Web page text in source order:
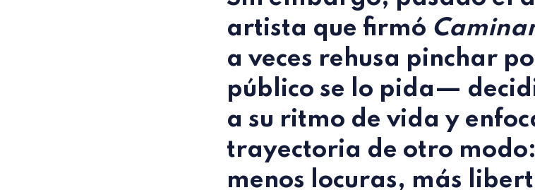
artista que firmó
a veces rehusa pinchar
público se lo pida—
a su ritmo de vida y
trayectoria de otro
menos locuras, más